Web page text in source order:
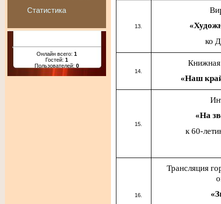
Статистика
Онлайн всего: 1
Гостей: 1
Пользователей: 0
ко
Книжная
«Наш
«На
к 60-
Трансляция